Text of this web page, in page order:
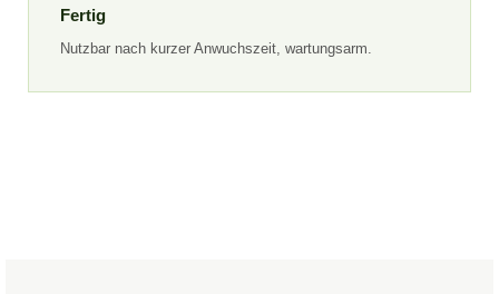
Fertig
Nutzbar nach kurzer Anwuchszeit, wartungsarm.